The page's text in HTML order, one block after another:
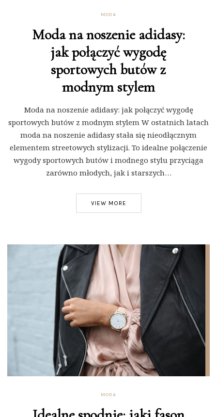
MODA
Moda na noszenie adidasy:
jak połączyć wygodę
sportowych butów z
modnym stylem
Moda na noszenie adidasy: jak połączyć wygodę
sportowych butów z modnym stylem W ostatnich latach
moda na noszenie adidasy stała się nieodłącznym
elementem streetowych stylizacji. To idealne połączenie
wygody sportowych butów i modnego stylu przyciąga
zarówno młodych, jak i starszych…
VIEW MORE
MODA